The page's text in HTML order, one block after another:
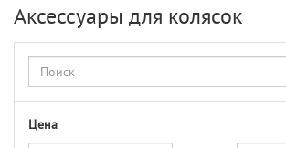
Аксессуары для колясок
Цена